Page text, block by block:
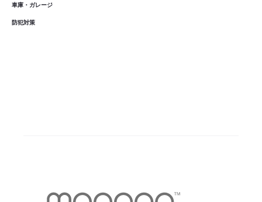
車庫・ガレージ
防犯対策